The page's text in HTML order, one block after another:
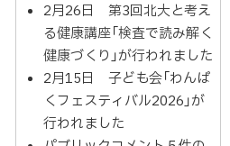
2月26日 第3回北大と考え
る健康講座「検査で読み解く
健康づくり」が行われました
2月15日 子ども会「わんぱ
くフェスティバル2026」が
行われました